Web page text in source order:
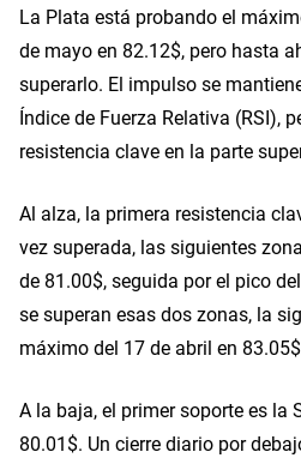
La Plata está probando el
de mayo en 82.12$, pero hasta
superarlo. El impulso se
Índice de Fuerza Relativa (RSI),
resistencia clave en la parte
Al alza, la primera resistencia
vez superada, las siguientes
de 81.00$, seguida por el pico
se superan esas dos zonas, la
máximo del 17 de abril en
A la baja, el primer soporte es la
80.01$. Un cierre diario por